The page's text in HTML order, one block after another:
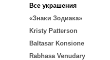
Все украшения
«Знаки Зодиака»
Kristy Patterson
Baltasar Konsione
Rabhasa Venudary